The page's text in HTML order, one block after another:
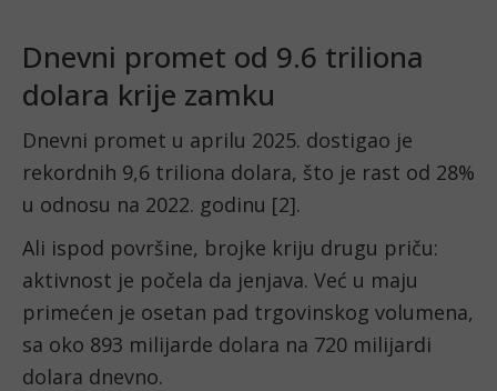
Dnevni promet od 9.6 triliona
dolara krije zamku
Dnevni promet u aprilu 2025. dostigao je
rekordnih 9,6 triliona dolara, što je rast od 28%
u odnosu na 2022. godinu [2].
Ali ispod površine, brojke kriju drugu priču:
aktivnost je počela da jenjava. Već u maju
primećen je osetan pad trgovinskog volumena,
sa oko 893 milijarde dolara na 720 milijardi
dolara dnevno.